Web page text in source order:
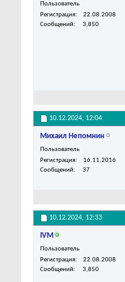
Пользователь
Регистрация
22.08.2008
Сообщений
3,850
10.12.2024, 12:04
Михаил Непомнин
Пользователь
Регистрация
16.11.2016
Сообщений
37
10.12.2024, 12:33
IVM
Пользователь
Регистрация
22.08.2008
Сообщений
3,850